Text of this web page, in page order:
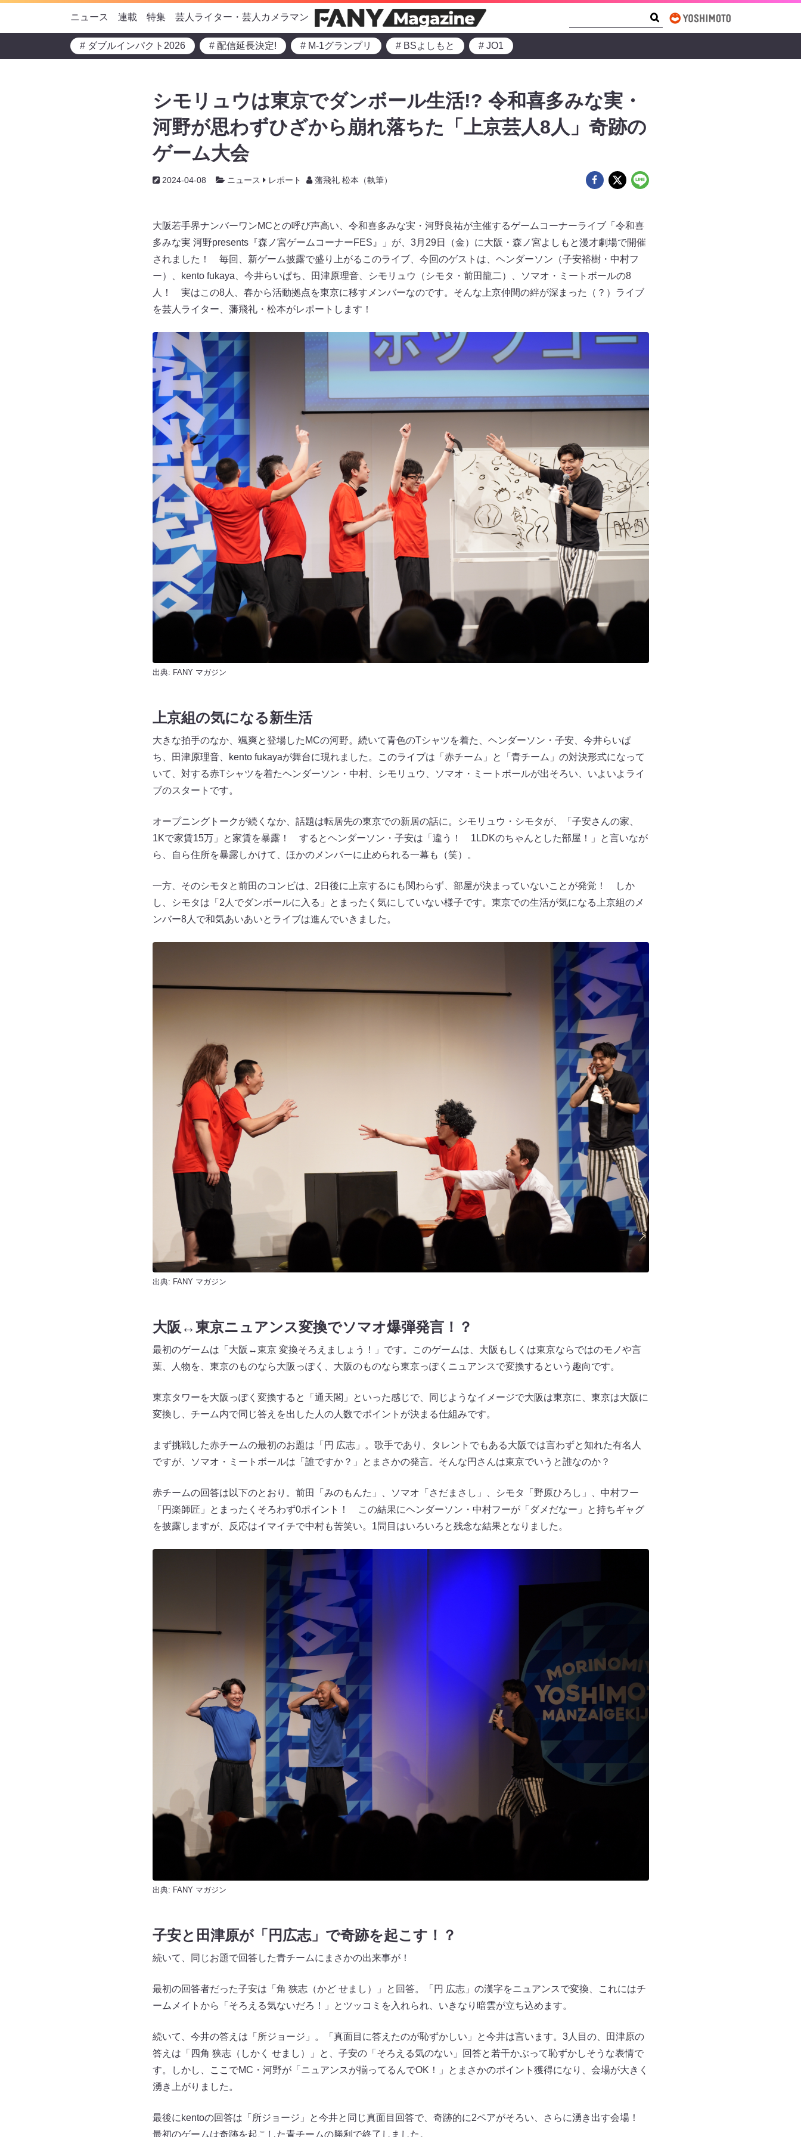
ニュース 連載 特集 芸人ライター・芸人カメラマン
# ダブルインパクト2026 # 配信延長決定! # M-1グランプリ # BSよしもと # JO1
シモリュウは東京でダンボール生活!? 令和喜多みな実・
河野が思わずひざから崩れ落ちた「上京芸人8人」奇跡の
ゲーム大会
2024-04-08 ニュース レポート 藩飛礼 松本（執筆）
大阪若手界ナンバーワンMCとの呼び声高い、令和喜多みな実・河野良祐が主催するゲームコーナーライブ「令和喜
多みな実 河野presents『森ノ宮ゲームコーナーFES』」が、3月29日（金）に大阪・森ノ宮よしもと漫才劇場で開催
されました！ 毎回、新ゲーム披露で盛り上がるこのライブ、今回のゲストは、ヘンダーソン（子安裕樹・中村フ
ー）、kento fukaya、今井らいぱち、田津原理音、シモリュウ（シモタ・前田龍二）、ソマオ・ミートボールの8
人！ 実はこの8人、春から活動拠点を東京に移すメンバーなのです。そんな上京仲間の絆が深まった（？）ライブ
を芸人ライター、藩飛礼・松本がレポートします！
出典: FANY マガジン
上京組の気になる新生活
大きな拍手のなか、颯爽と登場したMCの河野。続いて青色のTシャツを着た、ヘンダーソン・子安、今井らいぱ
ち、田津原理音、kento fukayaが舞台に現れました。このライブは「赤チーム」と「青チーム」の対決形式になって
いて、対する赤Tシャツを着たヘンダーソン・中村、シモリュウ、ソマオ・ミートボールが出そろい、いよいよライ
ブのスタートです。
オープニングトークが続くなか、話題は転居先の東京での新居の話に。シモリュウ・シモタが、「子安さんの家、
1Kで家賃15万」と家賃を暴露！ するとヘンダーソン・子安は「違う！ 1LDKのちゃんとした部屋！」と言いなが
ら、自ら住所を暴露しかけて、ほかのメンバーに止められる一幕も（笑）。
一方、そのシモタと前田のコンビは、2日後に上京するにも関わらず、部屋が決まっていないことが発覚！ しか
し、シモタは「2人でダンボールに入る」とまったく気にしていない様子です。東京での生活が気になる上京組のメ
ンバー8人で和気あいあいとライブは進んでいきました。
出典: FANY マガジン
大阪↔︎東京ニュアンス変換でソマオ爆弾発言！？
最初のゲームは「大阪↔︎東京 変換そろえましょう！」です。このゲームは、大阪もしくは東京ならではのモノや言
葉、人物を、東京のものなら大阪っぽく、大阪のものなら東京っぽくニュアンスで変換するという趣向です。
東京タワーを大阪っぽく変換すると「通天閣」といった感じで、同じようなイメージで大阪は東京に、東京は大阪に
変換し、チーム内で同じ答えを出した人の人数でポイントが決まる仕組みです。
まず挑戦した赤チームの最初のお題は「円 広志」。歌手であり、タレントでもある大阪では言わずと知れた有名人
ですが、ソマオ・ミートボールは「誰ですか？」とまさかの発言。そんな円さんは東京でいうと誰なのか？
赤チームの回答は以下のとおり。前田「みのもんた」、ソマオ「さだまさし」、シモタ「野原ひろし」、中村フー
「円楽師匠」とまったくそろわず0ポイント！ この結果にヘンダーソン・中村フーが「ダメだなー」と持ちギャグ
を披露しますが、反応はイマイチで中村も苦笑い。1問目はいろいろと残念な結果となりました。
出典: FANY マガジン
子安と田津原が「円広志」で奇跡を起こす！？
続いて、同じお題で回答した青チームにまさかの出来事が！
最初の回答者だった子安は「角 狭志（かど せまし）」と回答。「円 広志」の漢字をニュアンスで変換、これにはチ
ームメイトから「そろえる気ないだろ！」とツッコミを入れられ、いきなり暗雲が立ち込めます。
続いて、今井の答えは「所ジョージ」。「真面目に答えたのが恥ずかしい」と今井は言います。3人目の、田津原の
答えは「四角 狭志（しかく せまし）」と、子安の「そろえる気のない」回答と若干かぶって恥ずかしそうな表情で
す。しかし、ここでMC・河野が「ニュアンスが揃ってるんでOK！」とまさかのポイント獲得になり、会場が大きく
湧き上がりました。
最後にkentoの回答は「所ジョージ」と今井と同じ真面目回答で、奇跡的に2ペアがそろい、さらに湧き出す会場！
最初のゲームは奇跡を起こした青チームの勝利で終了しました。